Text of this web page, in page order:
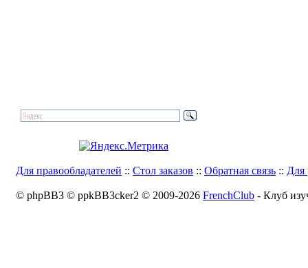
Для правообладателей :: Стол заказов :: Обратная связь :: Для
© phpBB3 © ppkBB3cker2 © 2009-2026 FrenchClub - Клуб